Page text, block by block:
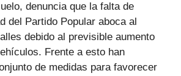
denuncia que la falta de
del Partido Popular aboca al
debido al previsible aumento
Frente a esto han
de medidas para favorecer